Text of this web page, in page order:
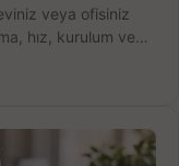
veya ofisiniz
hız, kurulum ve